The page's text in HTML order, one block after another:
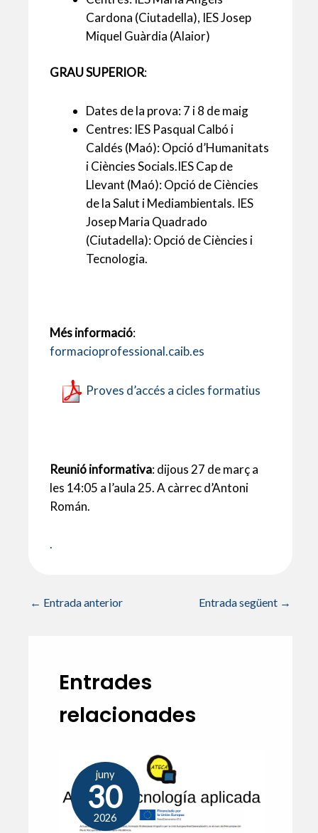
Cardona (Ciutadella), IES Josep
Miquel Guàrdia (Alaior)
GRAU SUPERIOR:
Dates de la prova: 7 i 8 de maig
Centres: IES Pasqual Calbó i
Caldés (Maó): Opció d’Humanitats
i Ciències Socials.IES Cap de
Llevant (Maó): Opció de Ciències
de la Salut i Mediambientals. IES
Josep Maria Quadrado
(Ciutadella): Opció de Ciències i
Tecnologia.
Més informació:
formacioprofessional.caib.es
Proves d’accés a cicles formatius
Reunió informativa: dijous 27 de març a
les 14:05 a l’aula 25. A càrrec d’Antoni
Román.
.
← Entrada anterior Entrada següent →
Entrades
relacionades
juny
30
2026